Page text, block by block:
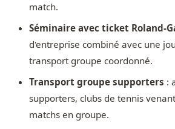
match.
Séminaire avec ticket Roland-
d'entreprise combiné avec une
transport groupe coordonné.
Transport groupe supporters :
supporters, clubs de tennis
matchs en groupe.